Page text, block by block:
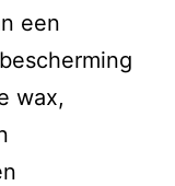
een
wax,